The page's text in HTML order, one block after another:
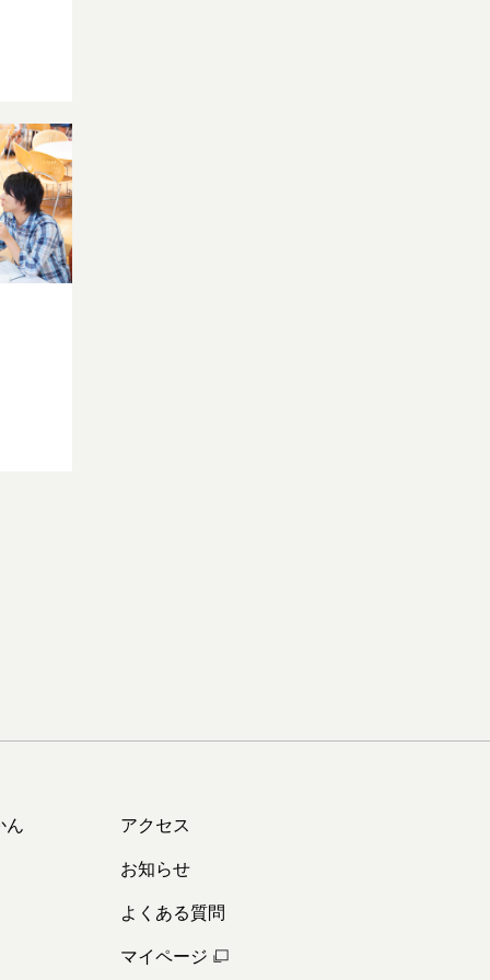
ん
アクセス
お知らせ
よくある質問
マイページ